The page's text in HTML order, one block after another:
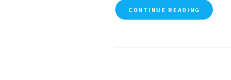
CONTINUE READING